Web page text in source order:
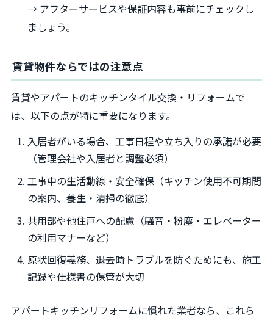
→ アフターサービスや保証内容も事前にチェックし
ましょう。
賃貸物件ならではの注意点
賃貸やアパートのキッチンタイル交換・リフォームで
は、以下の点が特に重要になります。
入居者がいる場合、工事日程や立ち入りの承諾が必要
（管理会社や入居者と調整必須）
工事中の生活動線・安全確保（キッチン使用不可期間
の案内、養生・清掃の徹底）
共用部や他住戸への配慮（騒音・粉塵・エレベーター
の利用マナーなど）
原状回復義務、退去時トラブルを防ぐためにも、施工
記録や仕様書の保管が大切
アパートキッチンリフォームに慣れた業者なら、これら